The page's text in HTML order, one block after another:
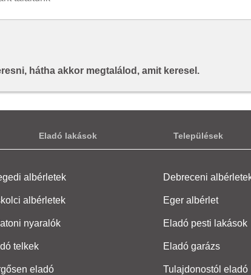
hátha akkor megtalálod, amit keresel.
Eladó lakások Települések
albérletek Debreceni
albérletek Eger albérlet
nyaralók Eladó pesti lakások
telkek Eladó garázs
eladó Tulajdonostól eladó